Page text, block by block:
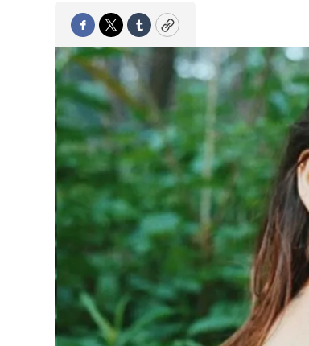
Facebook
TwitterTumblrCopy